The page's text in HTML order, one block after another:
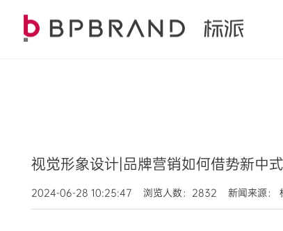
视觉形象设计|品牌营销如何借势新中式
2024-06-28 10:25:47 浏览人数：2832 新闻来源：